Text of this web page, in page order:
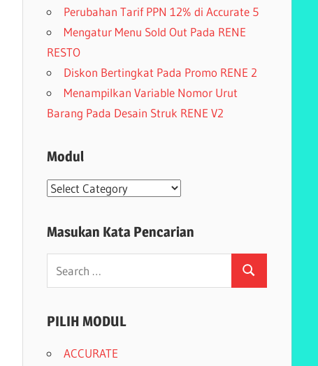
Perubahan Tarif PPN 12% di Accurate 5
Mengatur Menu Sold Out Pada RENE
RESTO
Diskon Bertingkat Pada Promo RENE 2
Menampilkan Variable Nomor Urut
Barang Pada Desain Struk RENE V2
Modul
Modul
Masukan Kata Pencarian
Search
PILIH MODUL
ACCURATE